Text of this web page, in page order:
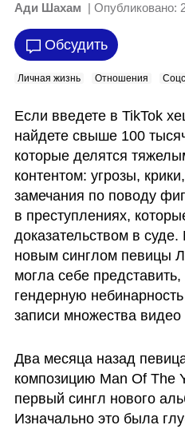
Ади Шахам | Опубликовано:
Обсудить
Личная жизнь Отношения
Если введете в TikTok
найдете свыше 100
которые делятся
контентом: угрозы,
замечания по поводу
в преступлениях,
доказательством в
новым синглом певицы
могла себе
гендерную
записи множества
Два месяца назад
композицию Man Of The
первый сингл нового
Изначально это была